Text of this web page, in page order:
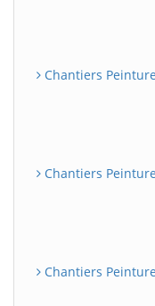
Chantiers
Chantiers
Chantiers